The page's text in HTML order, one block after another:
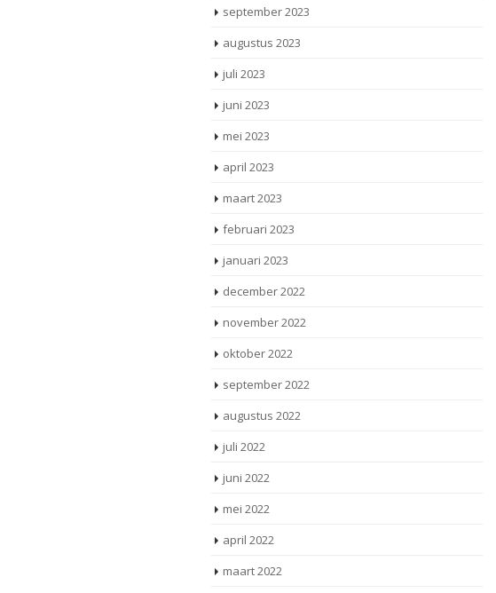
september 2023
augustus 2023
juli 2023
juni 2023
mei 2023
april 2023
maart 2023
februari 2023
januari 2023
december 2022
november 2022
oktober 2022
september 2022
augustus 2022
juli 2022
juni 2022
mei 2022
april 2022
maart 2022